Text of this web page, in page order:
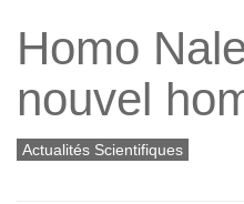
Homo
nouvel
Actualités Scientifiques